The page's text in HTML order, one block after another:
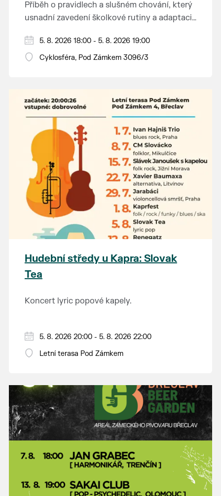
Příběh o pravidlech a slušném chování, který
usnadní zavedení školkové rutiny a adaptaci
Hraje se jen za příznivého počasí.
Vstupné dobrovolné.
5. 8. 2026 18:00 - 5. 8. 2026 19:00
Cyklosféra, Pod Zámkem 3096/3
Hudební středy u Kapra: Slovak
Tea
Koncert lyric popové kapely.
5. 8. 2026 20:00 - 5. 8. 2026 22:00
Letní terasa Pod Zámkem